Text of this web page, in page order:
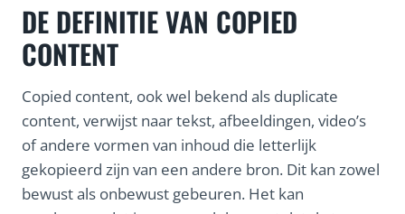
DE DEFINITIE VAN COPIED
CONTENT
Copied content, ook wel bekend als duplicate
content, verwijst naar tekst, afbeeldingen, video’s
of andere vormen van inhoud die letterlijk
gekopieerd zijn van een andere bron. Dit kan zowel
bewust als onbewust gebeuren. Het kan